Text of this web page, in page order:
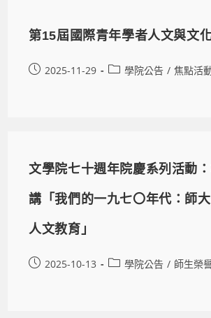
第15屆國際青年學者人文與文
2025-11-29 學院公告 / 焦點活
文學院七十週年院慶系列活動
講「我們的一九七〇年代：師
人文教育」
2025-10-13 學院公告 / 師生榮